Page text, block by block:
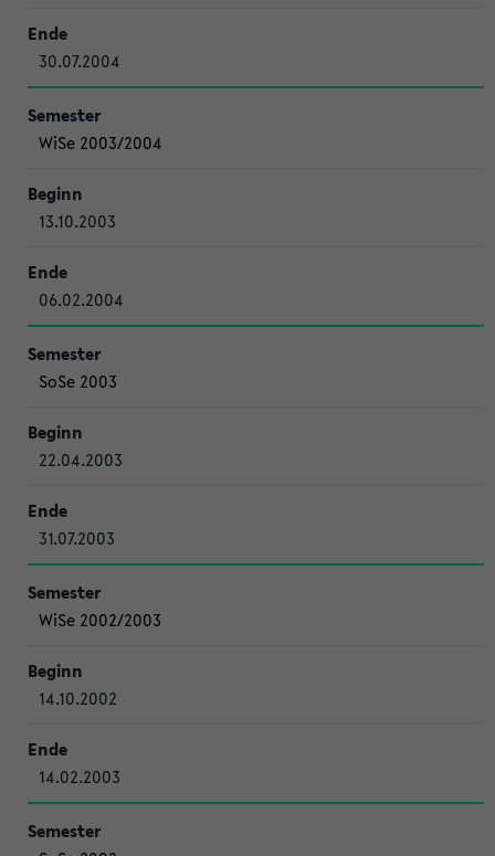
30.07.2004
WiSe 2003/2004
13.10.2003
06.02.2004
SoSe 2003
22.04.2003
31.07.2003
WiSe 2002/2003
14.10.2002
14.02.2003